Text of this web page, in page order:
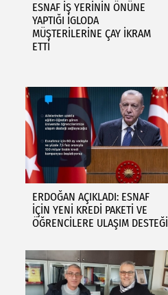
ESNAF İŞ YERİNİN ÖNÜNE
YAPTIĞI İGLODA
MÜŞTERİLERİNE ÇAY İKRAM
ETTİ
ERDOĞAN AÇIKLADI: ESNAF
İÇİN YENİ KREDİ PAKETİ VE
ÖĞRENCİLERE ULAŞIM DESTEĞİ